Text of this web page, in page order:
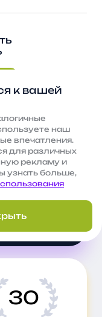
30
к вашей
наш
впечатления.
для различных
рекламу и
узнать больше,